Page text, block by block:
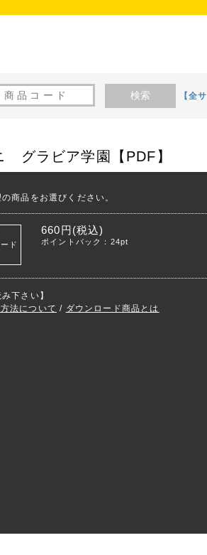
検索 【全
グラビア学園【PDF】
商品をお選びください。
ド
660円(税込)
ポイントバック：24pt
下さい】
法について / ダウンロード商品とは